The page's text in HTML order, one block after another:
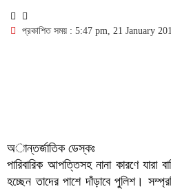
প্রকাশিত সময় : 5:47 pm, 21 January
অান্তর্জাতিক ডেস্কঃ
পারিবারিক আপত্তিসহ নানা কারণে যারা
হচ্ছেন তাদের পাশে দাঁড়াবে পুলিশ।